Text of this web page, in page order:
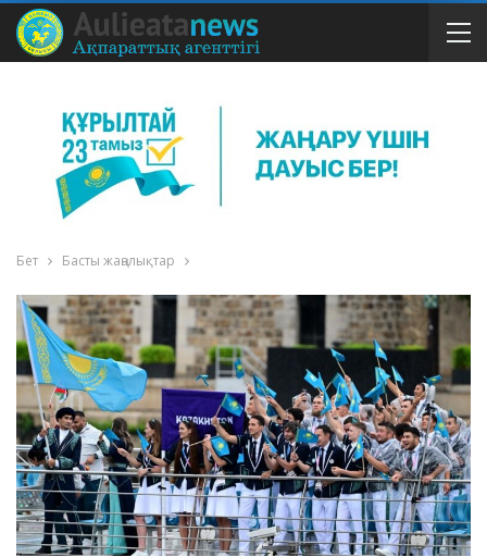
Бет Басты жаңалықтар